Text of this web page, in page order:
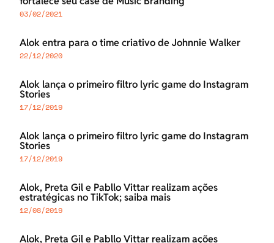
03/02/2021
Alok entra para o time criativo de Johnnie Walker
22/12/2020
Alok lança o primeiro filtro lyric game do Instagram
Stories
17/12/2019
Alok lança o primeiro filtro lyric game do Instagram
Stories
17/12/2019
Alok, Preta Gil e Pabllo Vittar realizam ações
estratégicas no TikTok; saiba mais
12/08/2019
Alok, Preta Gil e Pabllo Vittar realizam ações